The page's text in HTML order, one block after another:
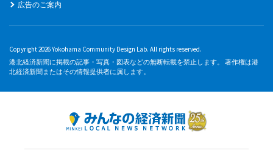
広告のご案内
Copyright 2026 Yokohama Community Design Lab. All rights reserved.
港北経済新聞に掲載の記事・写真・図表などの無断転載を禁止します。 著作権は港
北経済新聞またはその情報提供者に属します。